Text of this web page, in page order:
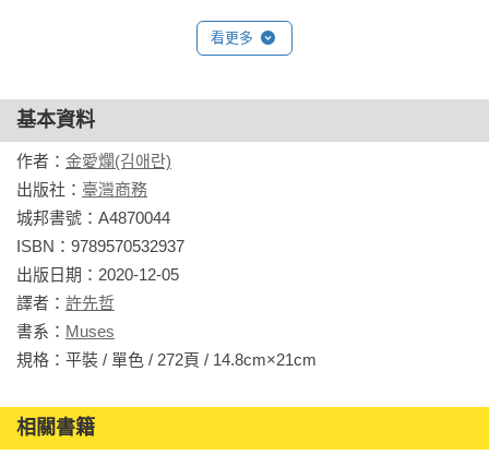
看更多
基本資料
作者： 金愛爛(김애란)
出版社： 臺灣商務
城邦書號：A4870044
ISBN：9789570532937
出版日期：2020-12-05
譯者： 許先哲
書系： Muses
規格：平裝 / 單色 / 272頁 / 14.8cm×21cm
相關書籍